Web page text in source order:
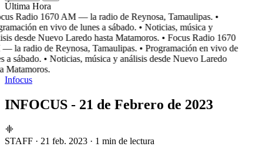
Última Hora
Radio 1670 AM — la radio de Reynosa, Tamaulipas. •
en vivo de lunes a sábado. • Noticias, música y
desde Nuevo Laredo hasta Matamoros. • Focus Radio 1670
la radio de Reynosa, Tamaulipas. • Programación en vivo de
a sábado. • Noticias, música y análisis desde Nuevo Laredo
Matamoros.
Infocus
INFOCUS - 21 de Febrero de 2023
STAFF · 21 feb. 2023 · 1 min de lectura